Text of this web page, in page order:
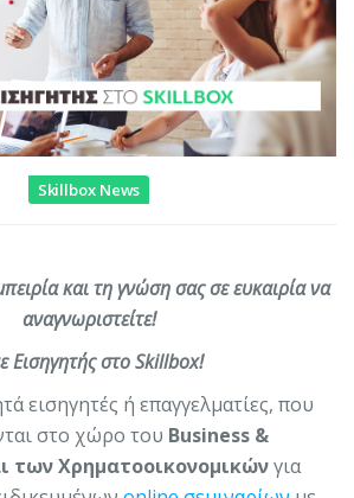
Skillbox News
και τη γνώση σας σε ευκαιρία να
αναγνωριστείτε!
Εισηγητής στο Skillbox!
εισηγητές ή επαγγελματίες, που
στο χώρο του Business &
των Χρηματοοικονομικώνγια